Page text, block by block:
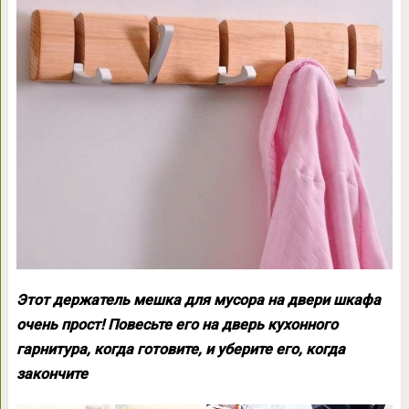
Этот держатель мешка для мусора на двери шкафа
очень прост! Повесьте его на дверь кухонного
гарнитура, когда готовите, и уберите его, когда
закончите